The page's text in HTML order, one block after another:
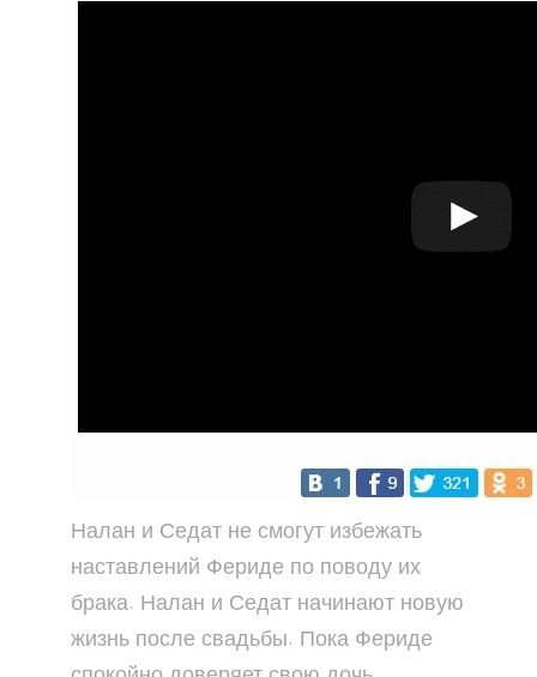
Налан и Седат не смогут избежать
наставлений Фериде по поводу их
брака. Налан и Седат начинают новую
жизнь после свадьбы. Пока Фериде